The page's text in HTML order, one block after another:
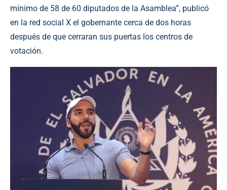
mínimo de 58 de 60 diputados de la Asamblea”, publicó
en la red social X el gobernante cerca de dos horas
después de que cerraran sus puertas los centros de
votación.